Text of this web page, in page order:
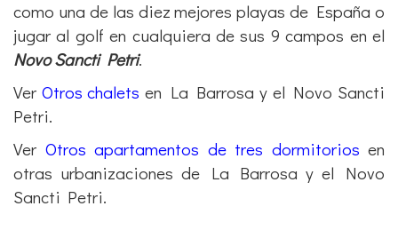
como una de las diez mejores playas de España o
jugar al golf en cualquiera de sus 9 campos en el
Novo Sancti Petri.
Ver Otros chalets en La Barrosa y el Novo Sancti
Petri.
Ver Otros apartamentos de tres dormitorios en
otras urbanizaciones de La Barrosa y el Novo
Sancti Petri.